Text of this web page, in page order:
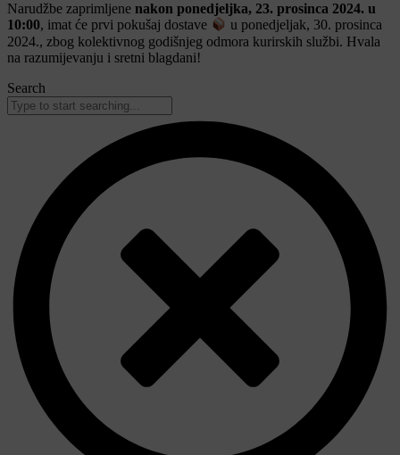
Narudžbe zaprimljene nakon ponedjeljka, 23. prosinca 2024. u
10:00, imat će prvi pokušaj dostave
u ponedjeljak, 30. prosinca
2024., zbog kolektivnog godišnjeg odmora kurirskih službi. Hvala
na razumijevanju i sretni blagdani!
Search